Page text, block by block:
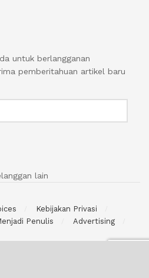
untuk berlangganan
pemberitahuan artikel baru
lain
Kebijakan Privasi
Penulis
Advertising